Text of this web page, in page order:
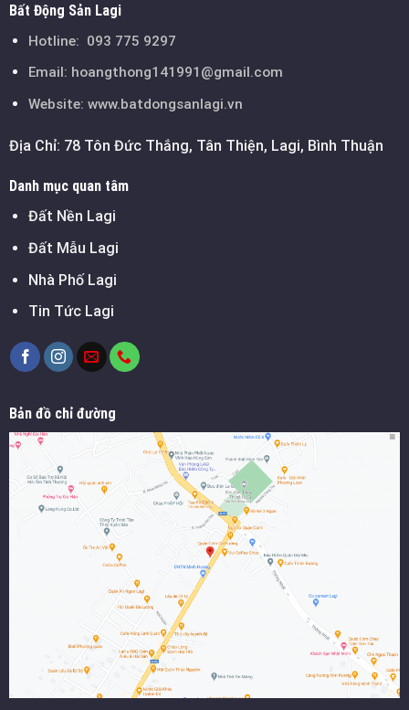
Bất Động Sản Lagi
Hotline: 093 775 9297
Email: hoangthong141991@gmail.com
Website: www.batdongsanlagi.vn
Địa Chỉ: 78 Tôn Đức Thắng, Tân Thiện, Lagi, Bình Thuận
Danh mục quan tâm
Đất Nền Lagi
Đất Mẫu Lagi
Nhà Phố Lagi
Tin Tức Lagi
Bản đồ chỉ đường